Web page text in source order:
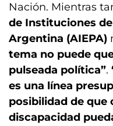
Nación. Mientras
de Instituciones
Argentina (AIEPA)
tema no puede
pulseada política”.
es una línea
posibilidad de que
discapacidad